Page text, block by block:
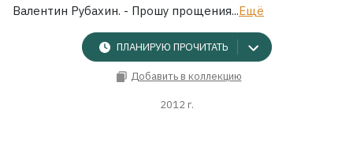
Валентин Рубахин. - Прошу прощения...Ещё
ПЛАНИРУЮ ПРОЧИТАТЬ
Добавить в коллекцию
2012 г.